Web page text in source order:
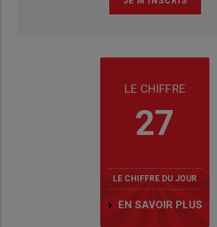
LE CHIFFRE
27
LE CHIFFRE DU JOUR
EN SAVOIR PLUS